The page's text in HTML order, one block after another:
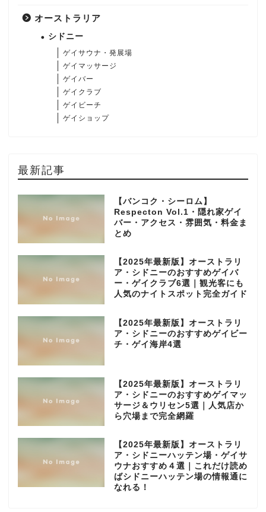
オーストラリア
シドニー
ゲイサウナ・発展場
ゲイマッサージ
ゲイバー
ゲイクラブ
ゲイビーチ
ゲイショップ
最新記事
【バンコク・シーロム】
Respecton Vol.1・隠れ家ゲイ
バー・アクセス・雰囲気・料金ま
とめ
【2025年最新版】オーストラリ
ア・シドニーのおすすめゲイバ
ー・ゲイクラブ6選｜観光客にも
人気のナイトスポット完全ガイド
【2025年最新版】オーストラリ
ア・シドニーのおすすめゲイビー
チ・ゲイ海岸4選
【2025年最新版】オーストラリ
ア・シドニーのおすすめゲイマッ
サージ＆ウリセン5選｜人気店か
ら穴場まで完全網羅
【2025年最新版】オーストラリ
ア・シドニーハッテン場・ゲイサ
ウナおすすめ４選｜これだけ読め
ばシドニーハッテン場の情報通に
なれる！